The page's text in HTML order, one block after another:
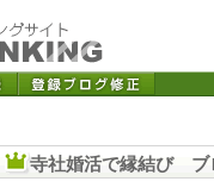
寺社婚活で縁結び ブ